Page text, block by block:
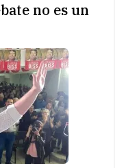
no es un